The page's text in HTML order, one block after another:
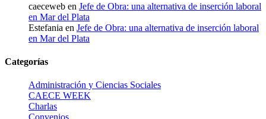
caeceweb en Jefe de Obra: una alternativa de inserción laboral
en Mar del Plata
Estefania en Jefe de Obra: una alternativa de inserción laboral
en Mar del Plata
Categorías
Administración y Ciencias Sociales
CAECE WEEK
Charlas